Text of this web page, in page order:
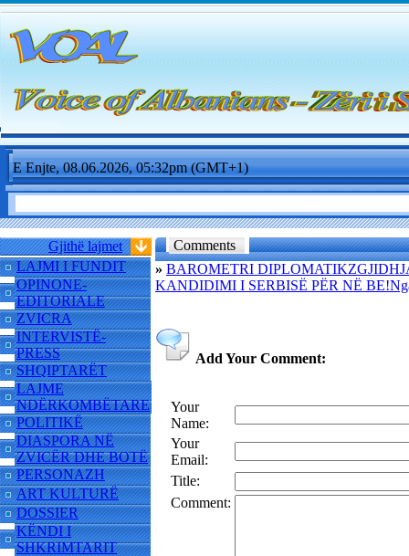
E Enjte, 08.06.2026, 05:32pm (GMT+1)
Gjithë lajmet
LAJMI I FUNDIT
OPINONE-
EDITORIALE
ZVICRA
INTERVISTË-
PRESS
SHQIPTARËT
LAJME
NDËRKOMBËTARE
POLITIKË
DIASPORA NË
ZVICËR DHE BOTË
PERSONAZH
ART KULTURË
DOSSIER
KËNDI I
SHKRIMTARIT
Comments
» BAROMETRI
KANDIDIMI I SERBISË PËR NË
Add Your Comment:
Your
Name:
Your
Email:
Title:
Comment: